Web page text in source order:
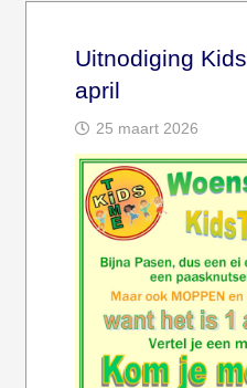
Uitnodiging
april
25 maart 2026